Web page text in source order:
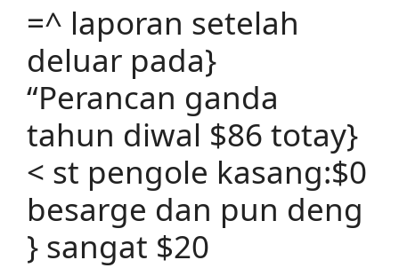
=^ laporan setelah
deluar pada}
“Perancan ganda
tahun diwal $86 totay}
< st pengole kasang:$0
besarge dan pun deng
} sangat $20